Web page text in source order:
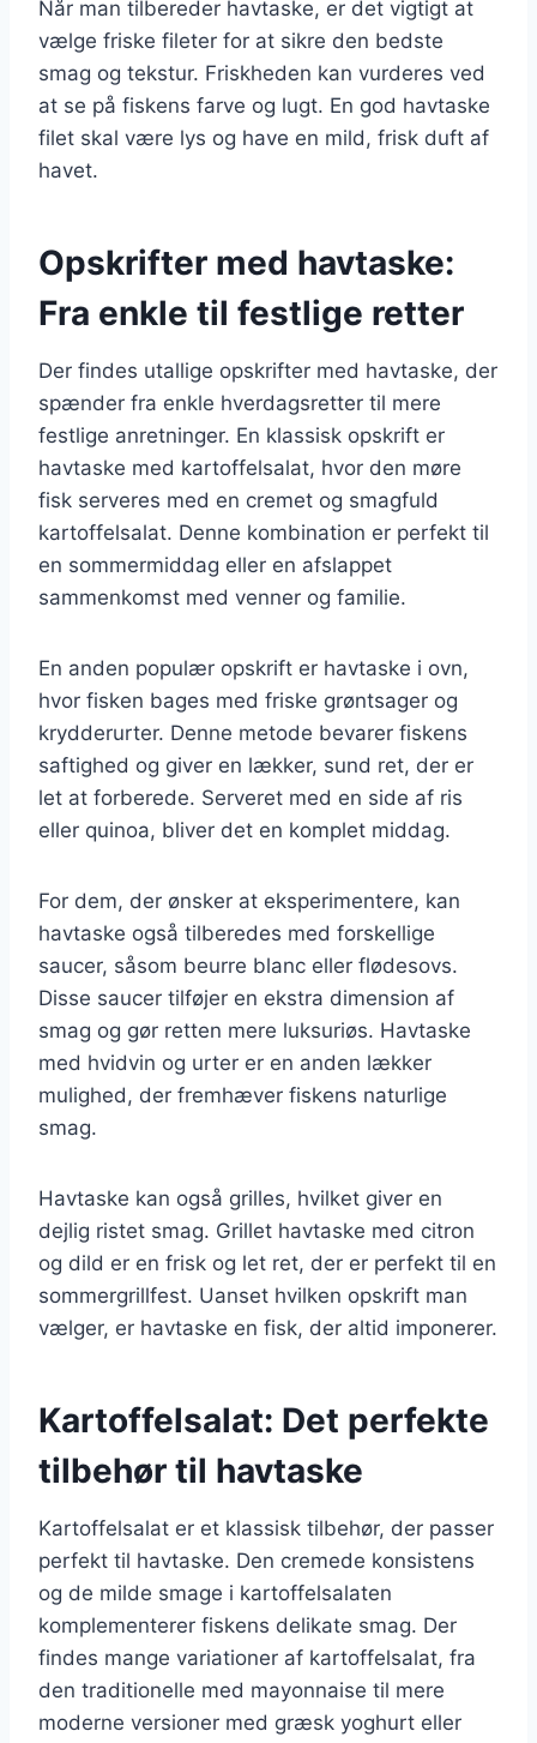
Når man tilbereder havtaske, er det vigtigt at
vælge friske fileter for at sikre den bedste
smag og tekstur. Friskheden kan vurderes ved
at se på fiskens farve og lugt. En god havtaske
filet skal være lys og have en mild, frisk duft af
havet.
Opskrifter med havtaske:
Fra enkle til festlige retter
Der findes utallige opskrifter med havtaske, der
spænder fra enkle hverdagsretter til mere
festlige anretninger. En klassisk opskrift er
havtaske med kartoffelsalat, hvor den møre
fisk serveres med en cremet og smagfuld
kartoffelsalat. Denne kombination er perfekt til
en sommermiddag eller en afslappet
sammenkomst med venner og familie.
En anden populær opskrift er havtaske i ovn,
hvor fisken bages med friske grøntsager og
krydderurter. Denne metode bevarer fiskens
saftighed og giver en lækker, sund ret, der er
let at forberede. Serveret med en side af ris
eller quinoa, bliver det en komplet middag.
For dem, der ønsker at eksperimentere, kan
havtaske også tilberedes med forskellige
saucer, såsom beurre blanc eller flødesovs.
Disse saucer tilføjer en ekstra dimension af
smag og gør retten mere luksuriøs. Havtaske
med hvidvin og urter er en anden lækker
mulighed, der fremhæver fiskens naturlige
smag.
Havtaske kan også grilles, hvilket giver en
dejlig ristet smag. Grillet havtaske med citron
og dild er en frisk og let ret, der er perfekt til en
sommergrillfest. Uanset hvilken opskrift man
vælger, er havtaske en fisk, der altid imponerer.
Kartoffelsalat: Det perfekte
tilbehør til havtaske
Kartoffelsalat er et klassisk tilbehør, der passer
perfekt til havtaske. Den cremede konsistens
og de milde smage i kartoffelsalaten
komplementerer fiskens delikate smag. Der
findes mange variationer af kartoffelsalat, fra
den traditionelle med mayonnaise til mere
moderne versioner med græsk yoghurt eller